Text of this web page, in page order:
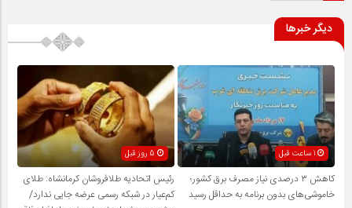
دیگر خبرها
1 ساعت قبل
کاهش ۳ درصدی نیاز مصرف برق کشور؛
خاموشی‌های بدون برنامه به حداقل رسید
رئیس اتحادیه طلافروشان کرمانشاه: طلای
کم‌عیار در شبکه رسمی عرضه جایی ندارد/